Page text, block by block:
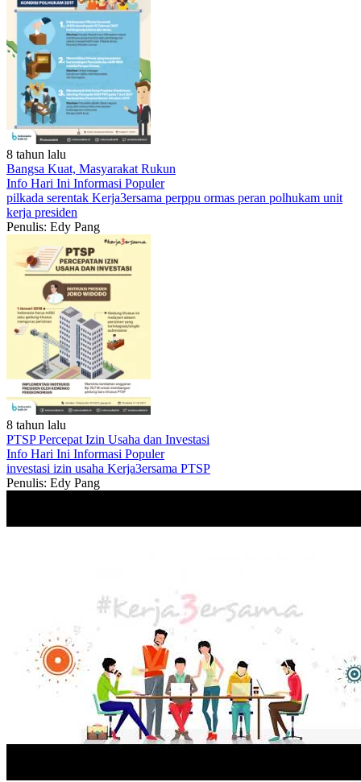
8 tahun lalu
Bangsa Kuat, Masyarakat Rukun
Info Hari Ini Informasi Populer
pilkada serentak Kerja3ersama perppu ormas peran polhukam unit
kerja presiden
Penulis: Edy Pang
8 tahun lalu
PTSP Percepat Izin Usaha dan Investasi
Info Hari Ini Informasi Populer
investasi izin usaha Kerja3ersama PTSP
Penulis: Edy Pang